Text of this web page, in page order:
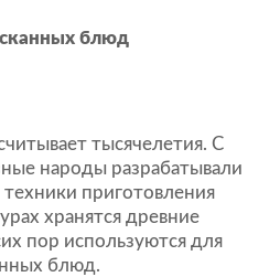
блюд
тысячелетия. С
народы разрабатывали
приготовления
хранятся древние
пор используются для
блюд.